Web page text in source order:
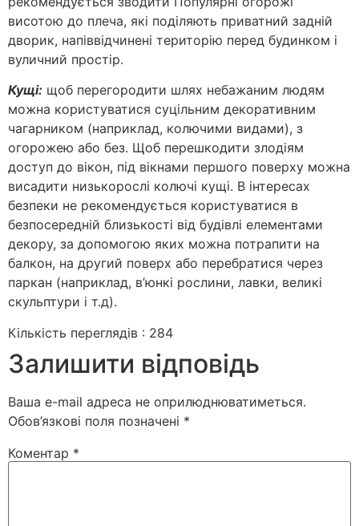
висотою до плеча, які поділяють приватний задній
дворик, напіввідчинені територію перед будинком і
вуличний простір.
Кущі: щоб перегородити шлях небажаним людям
можна користуватися суцільним декоративним
чагарником (наприклад, колючими видами), з
огорожею або без. Щоб перешкодити злодіям
доступ до вікон, під вікнами першого поверху можна
висадити низькорослі колючі кущі. В інтересах
безпеки не рекомендується користуватися в
безпосередній близькості від будівлі елементами
декору, за допомогою яких можна потрапити на
балкон, на другий поверх або перебратися через
паркан (наприклад, в’юнкі рослини, лавки, великі
скульптури і т.д).
Кількість переглядів : 284
Залишити відповідь
Ваша e-mail адреса не оприлюднюватиметься.
Обов’язкові поля позначені *
Коментар *